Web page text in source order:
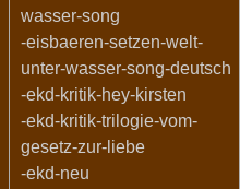
wasser-song
-eisbaeren-setzen-welt-
unter-wasser-song-deutsch
-ekd-kritik-hey-kirsten
-ekd-kritik-trilogie-vom-
gesetz-zur-liebe
-ekd-neu